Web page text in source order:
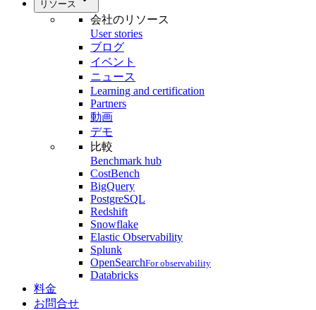
リソース
会社のリソース
User stories
ブログ
イベント
ニュース
Learning and certification
Partners
動画
デモ
比較
Benchmark hub
CostBench
BigQuery
PostgreSQL
Redshift
Snowflake
Elastic Observability
Splunk
OpenSearchFor observability
Databricks
料金
お問合せ